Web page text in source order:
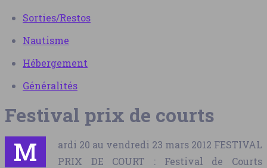
Sorties/Restos
Nautisme
Hébergement
Généralités
Festival prix de courts
M
ardi 20 au vendredi 23 mars 2012 FESTIVAL
PRIX DE COURT : Festival de Courts